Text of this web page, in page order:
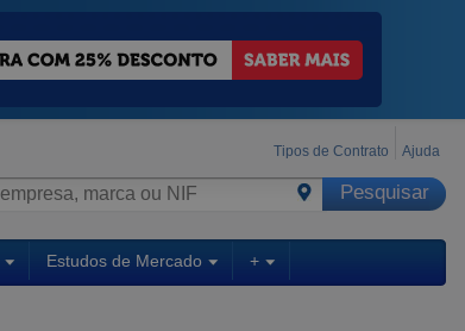
Tipos de Contrato Ajuda
Estudos de Mercado +